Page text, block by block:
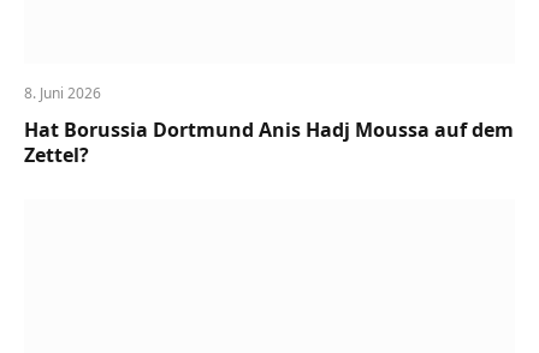
8. Juni 2026
Hat Borussia Dortmund Anis Hadj Moussa auf dem
Zettel?